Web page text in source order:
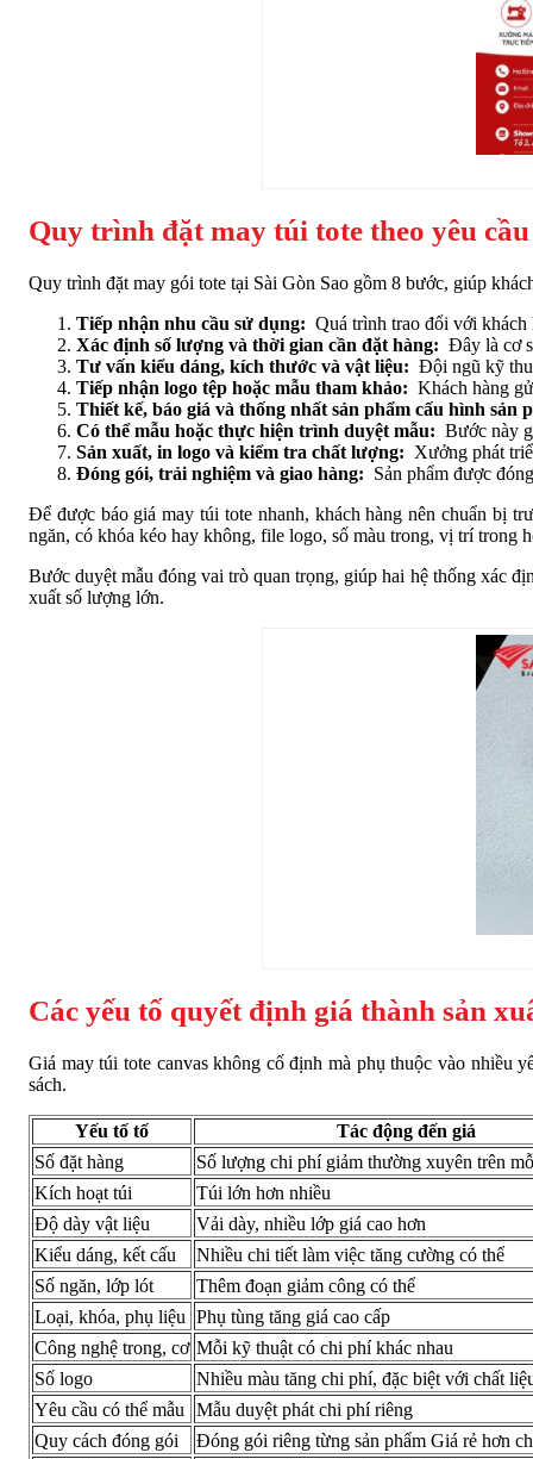
Quy trình đặt may túi tote theo yêu
Quy trình đặt may gói tote tại Sài Gòn Sao gồm 8 bước, giúp
Tiếp nhận nhu cầu sử dụng: Quá trình trao đổi với
Xác định số lượng và thời gian cần đặt hàng: Đây là cơ
Tư vấn kiểu dáng, kích thước và vật liệu: Đội ngũ kỹ
Tiếp nhận logo tệp hoặc mẫu tham khảo: Khách hàng
Thiết kế, báo giá và thống nhất sản phẩm cấu hình sản
Có thể mẫu hoặc thực hiện trình duyệt mẫu: Bước này
Sản xuất, in logo và kiểm tra chất lượng: Xưởng phát
Đóng gói, trải nghiệm và giao hàng: Sản phẩm được
Để được báo giá may túi tote nhanh, khách hàng nên chuẩn bị
ngăn, có khóa kéo hay không, file logo, số màu trong, vị trí trong
Bước duyệt mẫu đóng vai trò quan trọng, giúp hai hệ thống xác
xuất số lượng lớn.
Các yếu tố quyết định giá thành sản
Giá may túi tote canvas không cố định mà phụ thuộc vào nhiều
sách.
Yếu tố tố
Tác động đến giá
Số đặt hàng
Số lượng chi phí giảm thường xuyên trên
Kích hoạt túi
Túi lớn hơn nhiều
Độ dày vật liệu
Vải dày, nhiều lớp giá cao hơn
Kiểu dáng, kết cấu
Nhiều chi tiết làm việc tăng cường có thể
Số ngăn, lớp lót
Thêm đoạn giảm công có thể
Loại, khóa, phụ liệu Phụ tùng tăng giá cao cấp
Công nghệ trong, cơ Mỗi kỹ thuật có chi phí khác nhau
Số logo
Nhiều màu tăng chi phí, đặc biệt với chất
Yêu cầu có thể mẫu
Mẫu duyệt phát chi phí riêng
Quy cách đóng gói
Đóng gói riêng từng sản phẩm Giá rẻ hơn